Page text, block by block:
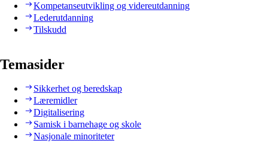
Kompetanseutvikling og videreutdanning
Lederutdanning
Tilskudd
Temasider
Sikkerhet og beredskap
Læremidler
Digitalisering
Samisk i barnehage og skole
Nasjonale minoriteter